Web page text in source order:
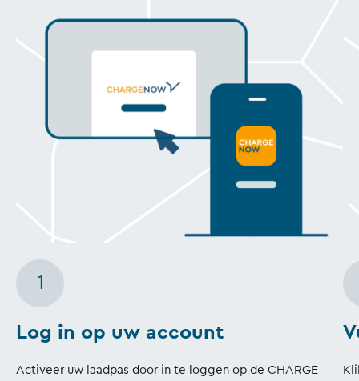
1
Log in op uw account
Activeer uw laadpas door in te loggen op de CHARGE